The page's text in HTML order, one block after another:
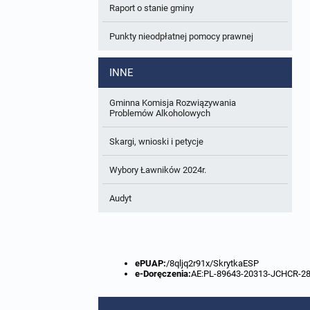
W trakcie opracowania
Zbiory danych przestrzennych
Analizy zmian w zagospodarowaniu
Raport o stanie gminy
Punkty nieodpłatnej pomocy prawnej
INNE
Gminna Komisja Rozwiązywania
Problemów Alkoholowych
Skargi, wnioski i petycje
Wybory Ławników 2024r.
Audyt
ePUAP:/8qljq2r91x/SkrytkaESP
e-Doręczenia:AE:PL-89643-20313-JCHCR-28